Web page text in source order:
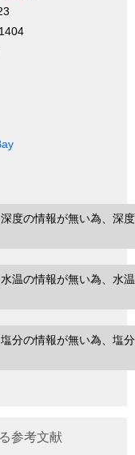
度の情報が無い為、深
温の情報が無い為、水
分の情報が無い為、塩
参考文献